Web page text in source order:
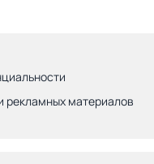
рекламных материалов